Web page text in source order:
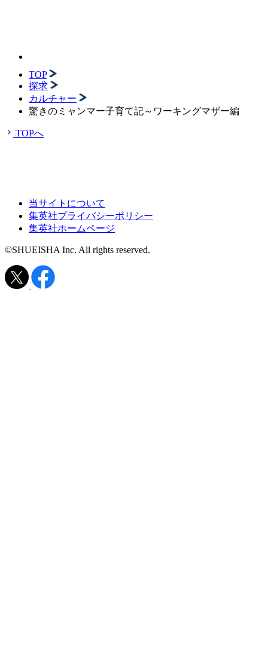
TOP
探求
カルチャー
驚きのミャンマー子育て記～ワーキングマザー編
TOPへ
当サイトについて
集英社プライバシーポリシー
集英社ホームページ
©SHUEISHA Inc. All rights reserved.